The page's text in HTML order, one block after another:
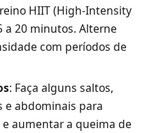
HIIT (High-Intensity
a 20 minutos. Alterne
com períodos de
: Faça alguns saltos,
e abdominais para
aumentar a queima de